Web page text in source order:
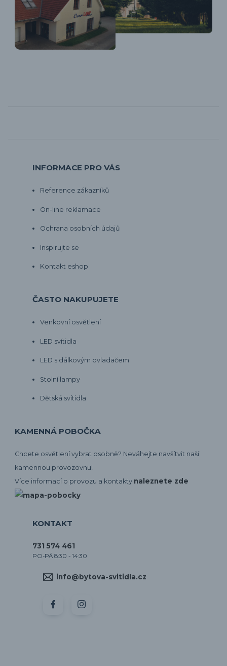
INFORMACE PRO VÁS
Reference zákazníků
On-line reklamace
Ochrana osobních údajů
Inspirujte se
Kontakt eshop
ČASTO NAKUPUJETE
Venkovní osvětlení
LED svítidla
LED s dálkovým ovladačem
Stolní lampy
Dětská svítidla
KAMENNÁ POBOČKA
Chcete osvětlení vybrat osobně? Neváhejte navšítvit naší
kamennou provozovnu!
Více informací o provozu a kontakty naleznete zde
KONTAKT
731 574 461
PO-PÁ 8:30 - 14:30
info@bytova-svitidla.cz